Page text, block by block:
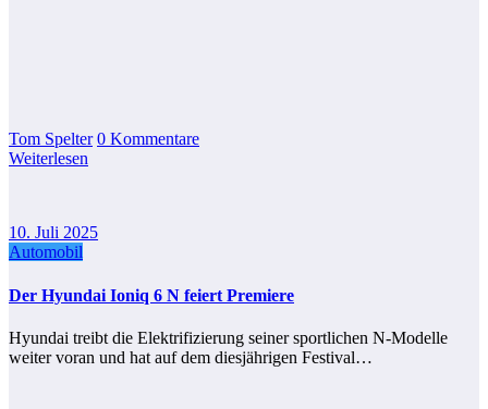
Tom Spelter 0 Kommentare
Weiterlesen
10. Juli 2025
Automobil
Der Hyundai Ioniq 6 N feiert Premiere
Hyundai treibt die Elektrifizierung seiner sportlichen N-Modelle
weiter voran und hat auf dem diesjährigen Festival…